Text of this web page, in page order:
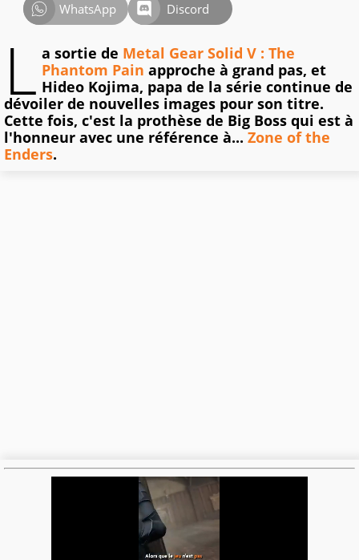
WhatsApp
Discord
L a sortie de Metal Gear Solid V : The
Phantom Pain approche à grand pas, et
Hideo Kojima, papa de la série continue de
dévoiler de nouvelles images pour son titre.
Cette fois, c'est la prothèse de Big Boss qui est à
l'honneur avec une référence à... Zone of the
Enders.